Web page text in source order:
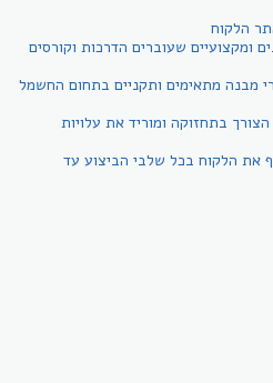
הלקוח
ומקצועיים שעוברים הדרכות וקורסים
מבנה מתאימים ותקניים בתחום החשמל
בתחזוקה ומוריד את עלויות
את הלקוח בכל שלבי הביצוע עד